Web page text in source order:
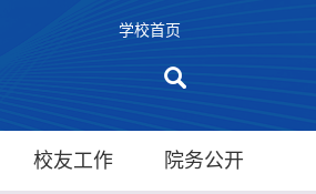
学校首页
校友工作 院务公开